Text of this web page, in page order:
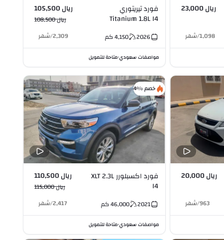
ريال 23,000
1,098
/شهر
فورد تيريتوري
Titanium 1.8L I4
ريال 105,500
ريال 108,500
2026
4,150كم 2,309
/شهر
مواصفات سعودي•متاحة للتمويل
ريال 20,000
963
/شهر
خصم %4
فورد اكسبلورر XLT 2.3L
I4
ريال 110,500
ريال 115,000
2021
46,000كم 2,417
/شهر
مواصفات سعودي•متاحة للتمويل